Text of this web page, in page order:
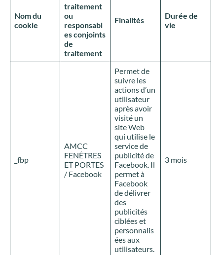
Nom du
cookie
traitement
ou
responsabl
es conjoints
de
traitement
Finalités
Durée de
vie
_fbp
AMCC
FENÊTRES
ET PORTES
/ Facebook
Permet de
suivre les
actions d’un
utilisateur
après avoir
visité un
site Web
qui utilise le
service de
publicité de
Facebook. Il
permet à
Facebook
de délivrer
des
publicités
ciblées et
personnalis
ées aux
utilisateurs.
3 mois